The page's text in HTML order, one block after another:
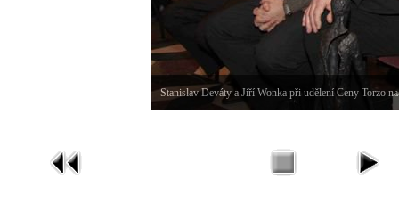
Stanislav Deváty a Jiří Wonka při udělení Ceny Torzo